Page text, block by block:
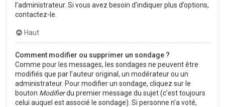
l’administrateur. Si vous avez besoin d’indiquer plus d’options,
contactez-le.
Haut
Comment modifier ou supprimer un sondage ?
Comme pour les messages, les sondages ne peuvent être
modifiés que par l’auteur original, un modérateur ou un
administrateur. Pour modifier un sondage, cliquez sur le
bouton Modifierdu premier message du sujet (c’est toujours
celui auquel est associé le sondage). Si personne n’a voté,